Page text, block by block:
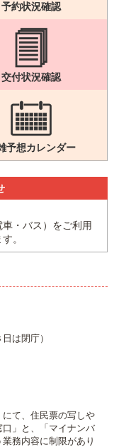
予約状況確認
交付状況確認
予想カレンダー
・バス）をご利用
。
は閉庁）
て、住民票の写しや
」と、「マイナンバ
務内容に制限があり